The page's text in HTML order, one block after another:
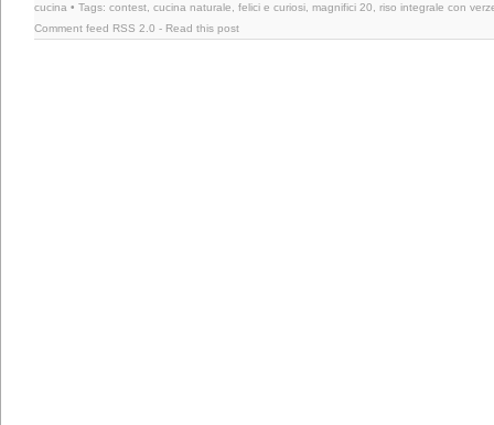
cucina • Tags: contest cucina naturale felici e curiosi magnifici 20
riso integrale con
Comment feed RSS 2.0 - Read this post